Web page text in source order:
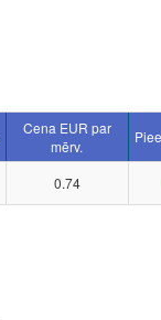
Cena EUR par
mērv.
0.74